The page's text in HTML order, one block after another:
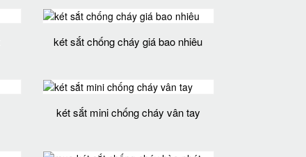
két sắt chống cháy giá bao nhiêu
két sắt mini chống cháy vân tay